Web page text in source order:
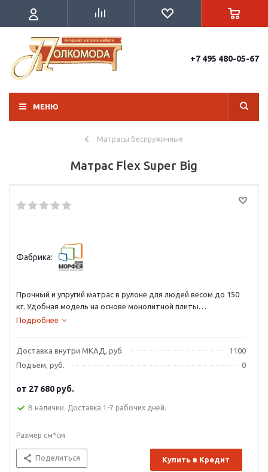
+7 495 480-05-67
МЕНЮ
Матрасы беспружинные
Матрас Flex Super Big
Фабрика:
Прочный и упругий матрас в рулоне для людей весом до 150
кг. Удобная модель на основе монолитной плиты
современного гипоаллергенного материала ormafoam
Подробнее
Доставка внутри МКАД, руб.
1100
Подъем, руб.
0
от 27 680 руб.
В наличии. Доставка 1-7 рабочих дней.
Размер см*см
Поделиться Купить в Кредит